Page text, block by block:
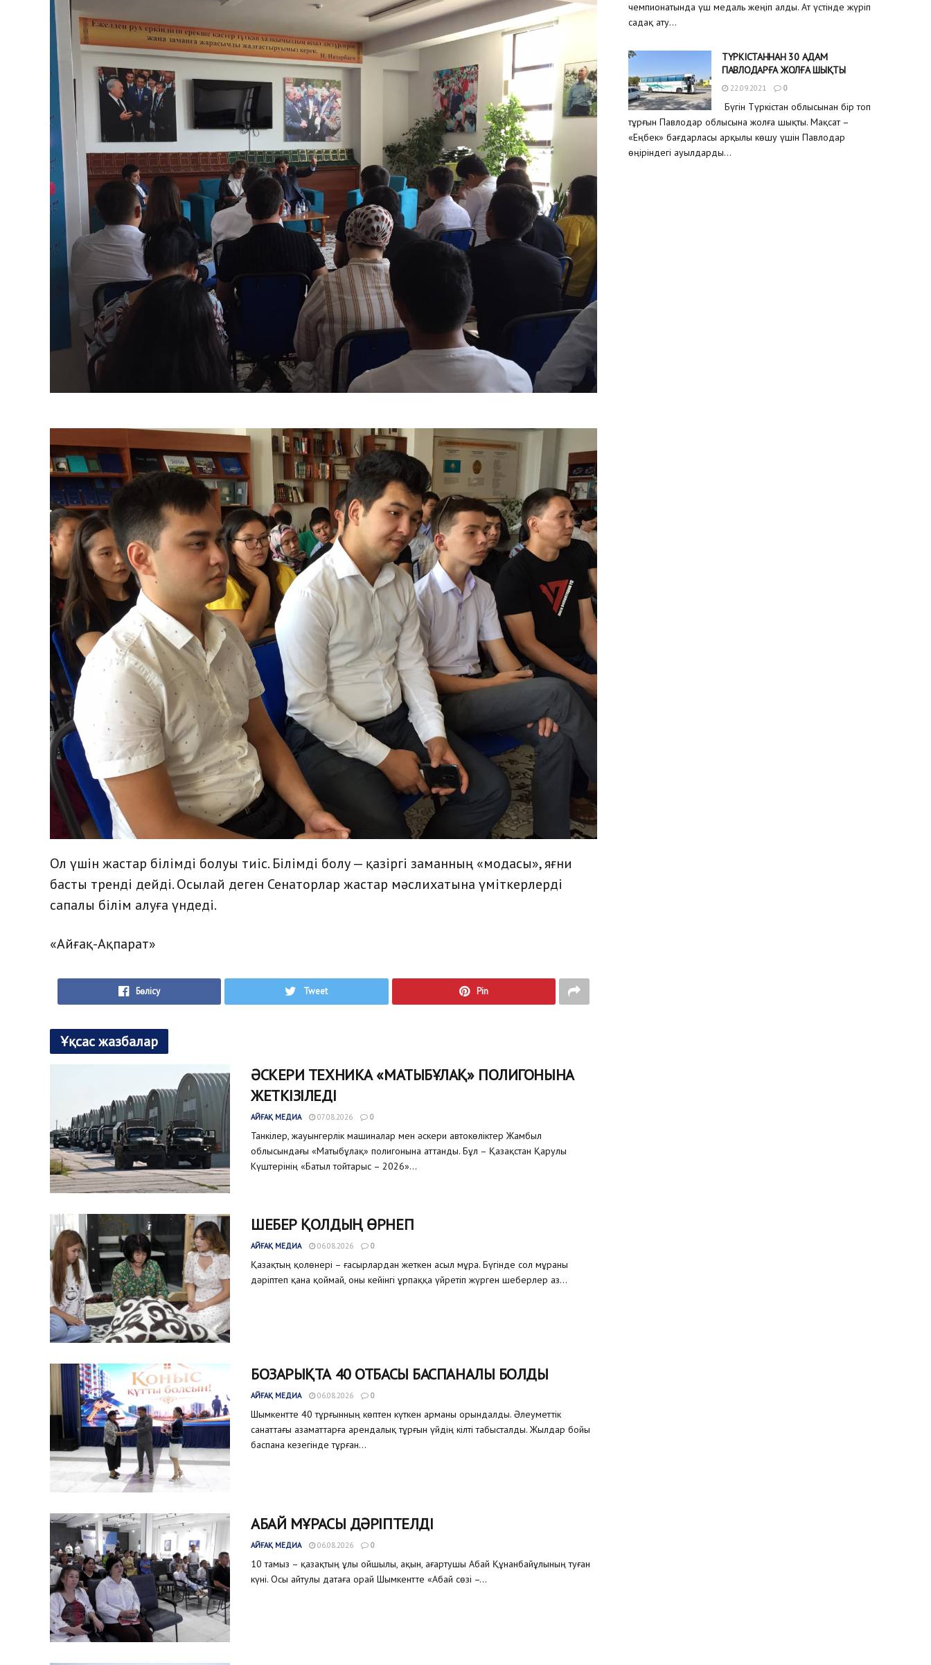
Ол үшін жастар білімді болуы тиіс. Білімді болу — қазіргі заманның «модасы», яғни
басты тренді дейді. Осылай деген Сенаторлар жастар мәслихатына үміткерлерді
сапалы білім алуға үндеді.
«Айғақ-Ақпарат»
Бөлісу Tweet Pin
Ұқсас жазбалар
ӘСКЕРИ ТЕХНИКА «МАТЫБҰЛАҚ» ПОЛИГОНЫНА
ЖЕТКІЗІЛЕДІ
АЙҒАҚ МЕДИА 07.08.2026 0
Танкілер, жауынгерлік машиналар мен әскери автокөліктер Жамбыл
облысындағы «Матыбұлақ» полигонына аттанды. Бұл – Қазақстан Қарулы
Күштерінің «Батыл тойтарыс – 2026»...
ШЕБЕР ҚОЛДЫҢ ӨРНЕГІ
АЙҒАҚ МЕДИА 06.08.2026 0
Қазақтың қолөнері – ғасырлардан жеткен асыл мұра. Бүгінде сол мұраны
дәріптеп қана қоймай, оны кейінгі ұрпаққа үйретіп жүрген шеберлер аз...
БОЗАРЫҚТА 40 ОТБАСЫ БАСПАНАЛЫ БОЛДЫ
АЙҒАҚ МЕДИА 06.08.2026 0
Шымкентте 40 тұрғынның көптен күткен арманы орындалды. Әлеуметтік
санаттағы азаматтарға арендалық тұрғын үйдің кілті табысталды. Жылдар бойы
баспана кезегінде тұрған...
АБАЙ МҰРАСЫ ДӘРІПТЕЛДІ
АЙҒАҚ МЕДИА 06.08.2026 0
10 тамыз – қазақтың ұлы ойшылы, ақын, ағартушы Абай Құнанбайұлының туған
күні. Осы айтулы датаға орай Шымкентте «Абай сөзі –...
чемпионатында үш медаль жеңіп алды. Ат үстінде жүріп
садақ ату...
ТҮРКІСТАННАН 30 АДАМ
ПАВЛОДАРҒА ЖОЛҒА ШЫҚТЫ
22.09.2021 0
Бүгін Түркістан облысынан бір топ
тұрғын Павлодар облысына жолға шықты. Мақсат –
«Еңбек» бағдарласы арқылы көшу үшін Павлодар
өңіріндегі ауылдарды...